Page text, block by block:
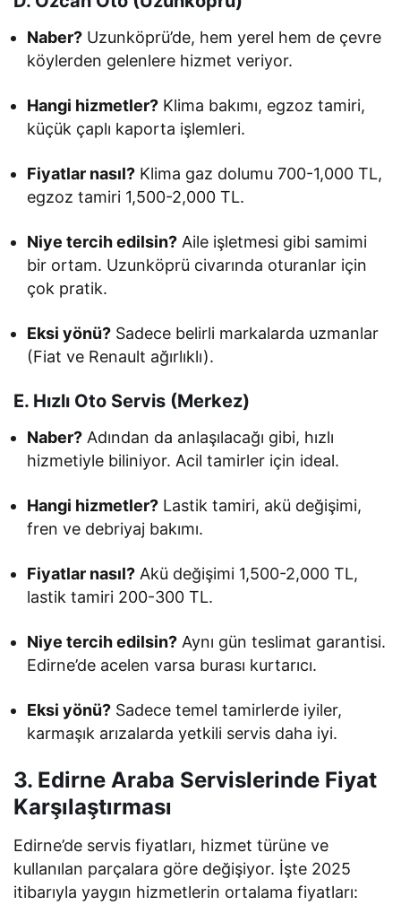
Naber? Uzunköprü’de, hem yerel hem de çevre
köylerden gelenlere hizmet veriyor.
Hangi hizmetler? Klima bakımı, egzoz tamiri,
küçük çaplı kaporta işlemleri.
Fiyatlar nasıl? Klima gaz dolumu 700-1,000 TL,
egzoz tamiri 1,500-2,000 TL.
Niye tercih edilsin? Aile işletmesi gibi samimi
bir ortam. Uzunköprü civarında oturanlar için
çok pratik.
Eksi yönü? Sadece belirli markalarda uzmanlar
(Fiat ve Renault ağırlıklı).
E. Hızlı Oto Servis (Merkez)
Naber? Adından da anlaşılacağı gibi, hızlı
hizmetiyle biliniyor. Acil tamirler için ideal.
Hangi hizmetler? Lastik tamiri, akü değişimi,
fren ve debriyaj bakımı.
Fiyatlar nasıl? Akü değişimi 1,500-2,000 TL,
lastik tamiri 200-300 TL.
Niye tercih edilsin? Aynı gün teslimat garantisi.
Edirne’de acelen varsa burası kurtarıcı.
Eksi yönü? Sadece temel tamirlerde iyiler,
karmaşık arızalarda yetkili servis daha iyi.
3. Edirne Araba Servislerinde Fiyat
Karşılaştırması
Edirne’de servis fiyatları, hizmet türüne ve
kullanılan parçalara göre değişiyor. İşte 2025
itibarıyla yaygın hizmetlerin ortalama fiyatları: